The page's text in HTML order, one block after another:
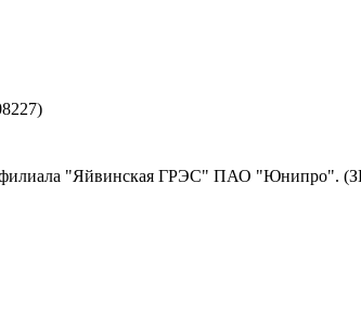
филиала "Яйвинская ГРЭС" ПАО "Юнипро".